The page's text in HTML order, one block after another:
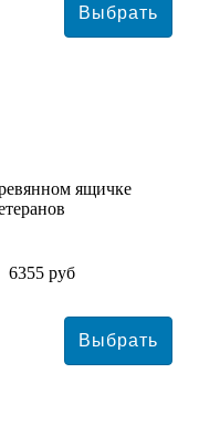
ящичке
6355 руб